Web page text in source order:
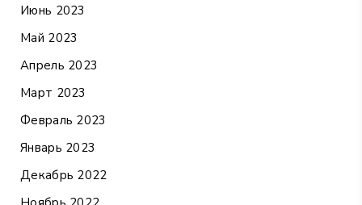
Июнь 2023
Май 2023
Апрель 2023
Март 2023
Февраль 2023
Январь 2023
Декабрь 2022